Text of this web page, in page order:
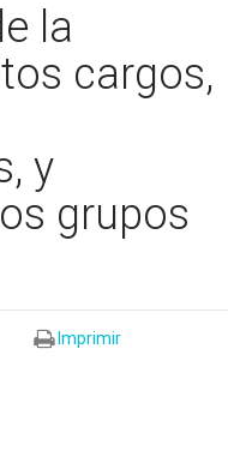
la
cargos,
y
grupos
Imprimir